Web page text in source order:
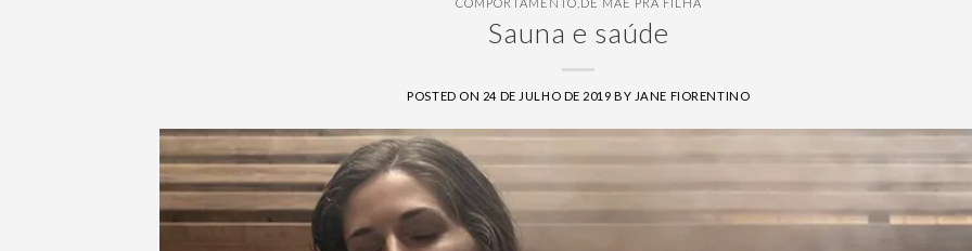
Sauna e saúde
POSTED ON 24 DE JULHO DE 2019 BY JANE FIORENTINO